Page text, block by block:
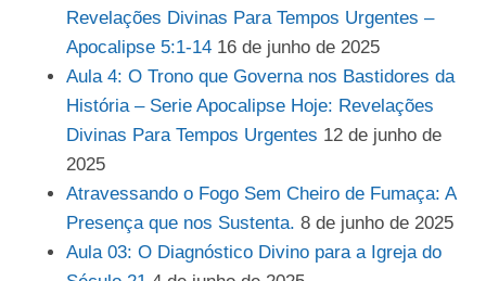
Revelações Divinas Para Tempos Urgentes –
Apocalipse 5:1-14 16 de junho de 2025
Aula 4: O Trono que Governa nos Bastidores da
História – Serie Apocalipse Hoje: Revelações
Divinas Para Tempos Urgentes 12 de junho de
2025
Atravessando o Fogo Sem Cheiro de Fumaça: A
Presença que nos Sustenta. 8 de junho de 2025
Aula 03: O Diagnóstico Divino para a Igreja do